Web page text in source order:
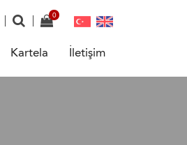
Kartela İletişim